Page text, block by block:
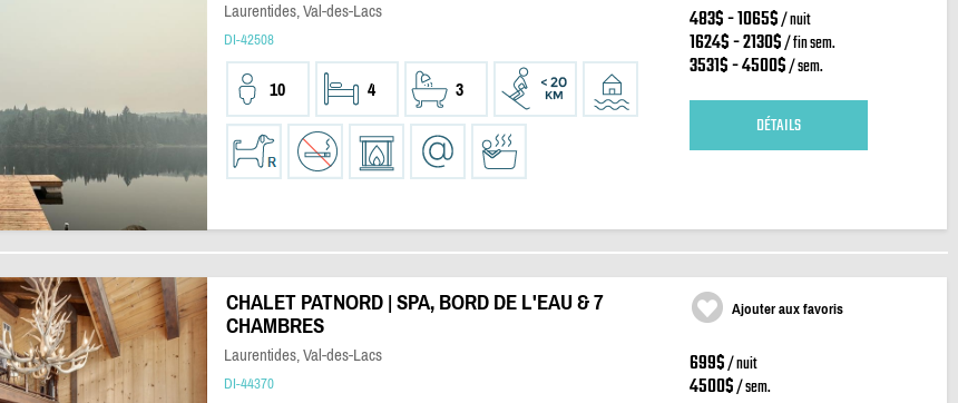
Laurentides, Val-des-Lacs
DI-42508
10 4 3
483$ - 1065$/ nuit
1624$ - 2130$/ fin sem.
3531$ - 4500$/ sem.
DÉTAILS
CHALET PATNORD | SPA, BORD DE L'EAU & 7
CHAMBRES
Laurentides, Val-des-Lacs
DI-44370
Ajouter aux favoris
699$/ nuit
4500$/ sem.